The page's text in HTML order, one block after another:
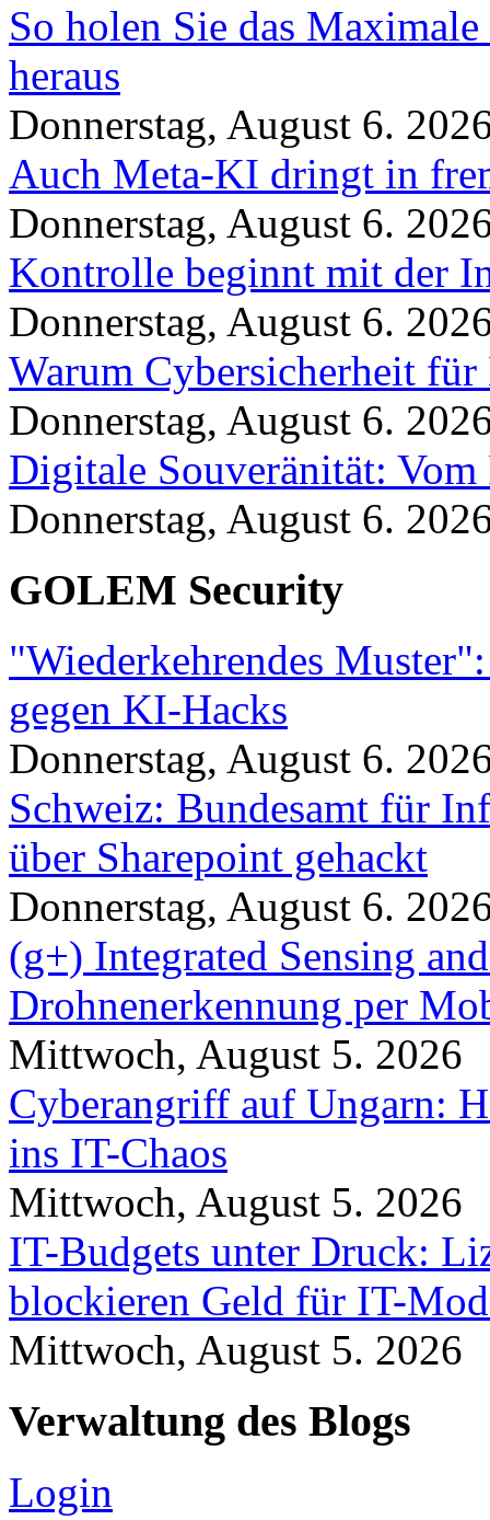
So holen Sie das
heraus
Donnerstag, August 6.
Auch Meta-KI dringt in
Donnerstag, August 6.
Kontrolle beginnt mit der
Donnerstag, August 6.
Warum Cybersicherheit für
Donnerstag, August 6.
Digitale Souveränität:
Donnerstag, August 6.
GOLEM Security
"Wiederkehrendes
gegen KI-Hacks
Donnerstag, August 6.
Schweiz: Bundesamt für
über Sharepoint gehackt
Donnerstag, August 6.
(g+) Integrated Sensing
Drohnenerkennung per
Mittwoch, August 5. 2026
Cyberangriff auf Ungarn:
ins IT-Chaos
Mittwoch, August 5. 2026
IT-Budgets unter Druck:
blockieren Geld für IT-
Mittwoch, August 5. 2026
Verwaltung des Blogs
Login